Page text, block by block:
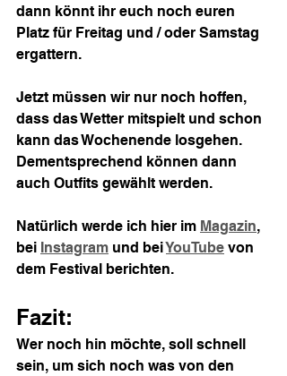
dann könnt ihr euch noch euren
Platz für Freitag und / oder Samstag
ergattern.
Jetzt müssen wir nur noch hoffen,
dass das Wetter mitspielt und schon
kann das Wochenende losgehen.
Dementsprechend können dann
auch Outfits gewählt werden.
Natürlich werde ich hier im Magazin,
bei Instagram und bei YouTube von
dem Festival berichten.
Fazit:
Wer noch hin möchte, soll schnell
sein, um sich noch was von den